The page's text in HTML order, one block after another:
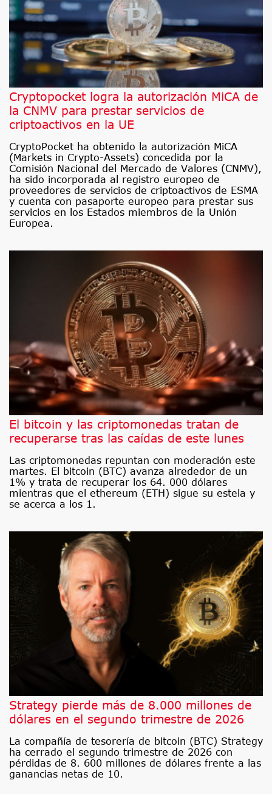
Cryptopocket logra la autorización MiCA de
la CNMV para prestar servicios de
criptoactivos en la UE
CryptoPocket ha obtenido la autorización MiCA
(Markets in Crypto-Assets) concedida por la
Comisión Nacional del Mercado de Valores (CNMV),
ha sido incorporada al registro europeo de
proveedores de servicios de criptoactivos de ESMA
y cuenta con pasaporte europeo para prestar sus
servicios en los Estados miembros de la Unión
Europea.
El bitcoin y las criptomonedas tratan de
recuperarse tras las caídas de este lunes
Las criptomonedas repuntan con moderación este
martes. El bitcoin (BTC) avanza alrededor de un
1% y trata de recuperar los 64. 000 dólares
mientras que el ethereum (ETH) sigue su estela y
se acerca a los 1.
Strategy pierde más de 8.000 millones de
dólares en el segundo trimestre de 2026
La compañía de tesorería de bitcoin (BTC) Strategy
ha cerrado el segundo trimestre de 2026 con
pérdidas de 8. 600 millones de dólares frente a las
ganancias netas de 10.